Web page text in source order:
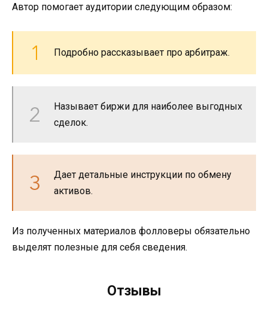
Автор помогает аудитории следующим образом:
Подробно рассказывает про арбитраж.
Называет биржи для наиболее выгодных
сделок.
Дает детальные инструкции по обмену
активов.
Из полученных материалов фолловеры обязательно
выделят полезные для себя сведения.
Отзывы